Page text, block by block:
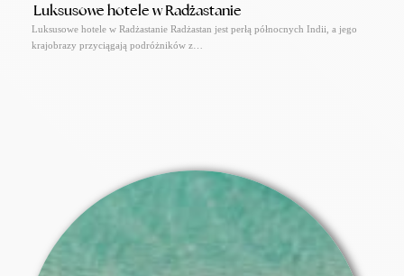
Luksusowe hotele w Radżastanie
Luksusowe hotele w Radżastanie Radżastan jest perłą północnych Indii, a jego
krajobrazy przyciągają podróżników z…